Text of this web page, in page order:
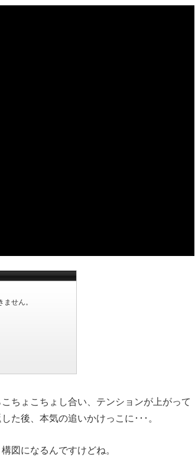
ちょこちょし合い、テンションが上がって
た後、本気の追いかけっこに･･･。
図になるんですけどね。